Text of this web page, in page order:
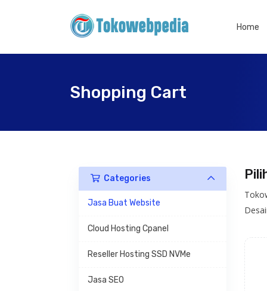
Home
Shopping Cart
Categories
Jasa Buat Website
Cloud Hosting Cpanel
Reseller Hosting SSD NVMe
Jasa SEO